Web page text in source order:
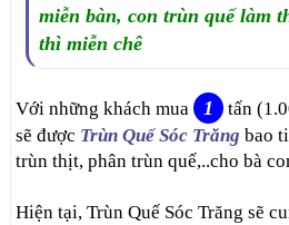
miễn bàn, con trùn quế làm
thì miễn chê
Với những khách mua 1
tấn
sẽ được Trùn Quế Sóc Trăng bao
trùn thịt, phân trùn quế,..cho bà
Hiện tại, Trùn Quế Sóc Trăng sẽ